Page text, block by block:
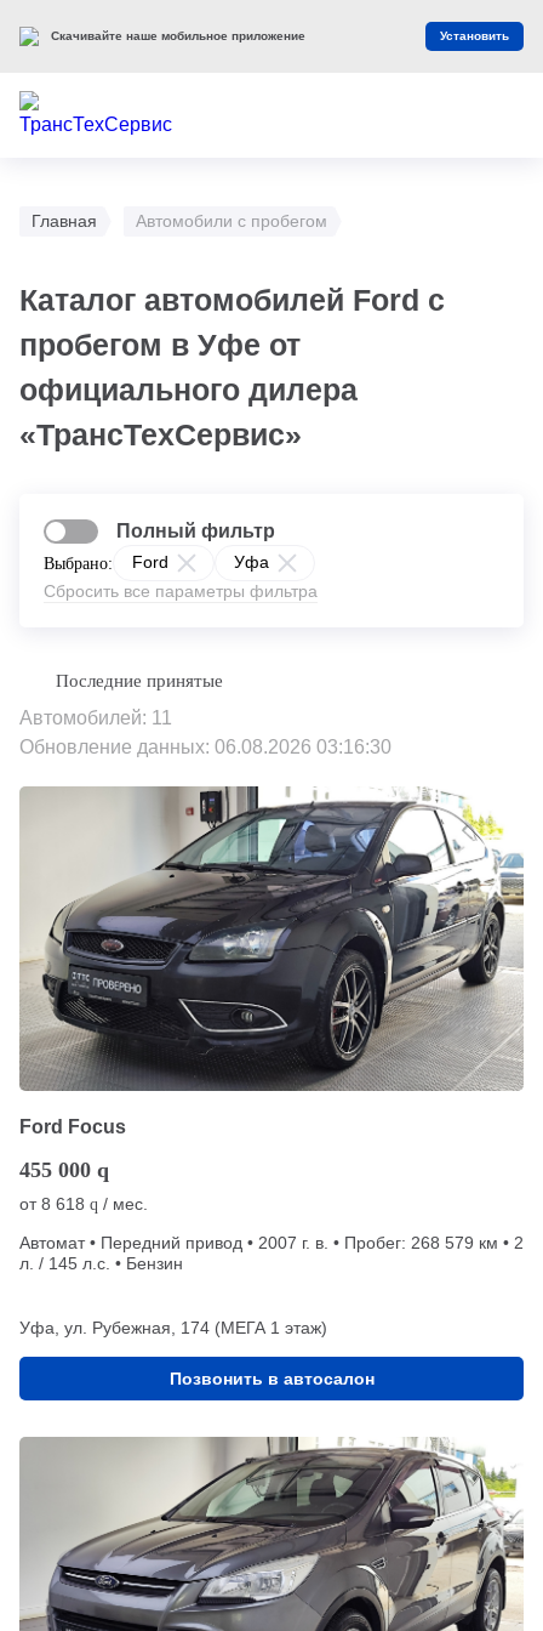
Главная Автомобили с пробегом
Каталог автомобилей Ford с
пробегом в Уфе от
официального дилера
«ТрансТехСервис»
Выбрано: Ford
Уфа
Сбросить все параметры фильтра
Полный фильтр
Автомобилей: 11
Обновление данных: 06.08.2026 03:16:30
Ford Focus
455 000 q
от8 618 q / мес.
Автомат • Передний привод • 2007 г. в. • Пробег: 268 579 км • 2
л. / 145 л.с. • Бензин
Уфа, ул. Рубежная, 174 (МЕГА 1 этаж)
Позвонить в автосалон
Оцените наш сайт Оценить